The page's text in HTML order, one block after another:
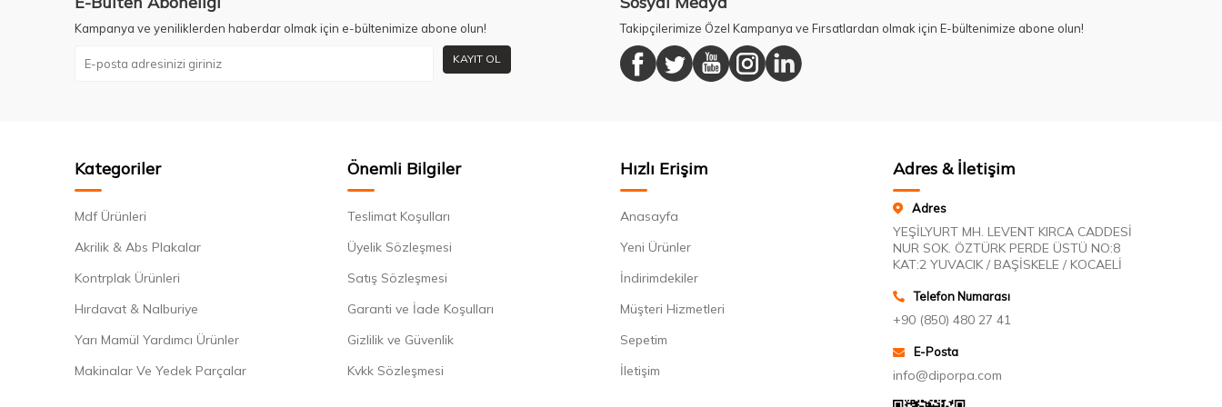
Kampanya ve yeniliklerden haberdar olmak için e-bültenimize abone olun!
KAYIT OL
Takipçilerimize Özel Kampanya ve Fırsatlardan olmak için E-bültenimize abone olun!
Kategoriler
Mdf Ürünleri
Akrilik & Abs Plakalar
Kontrplak Ürünleri
Hırdavat & Nalburiye
Yarı Mamül Yardımcı Ürünler
Makinalar Ve Yedek Parçalar
Önemli Bilgiler
Teslimat Koşulları
Üyelik Sözleşmesi
Satış Sözleşmesi
Garanti ve İade Koşulları
Gizlilik ve Güvenlik
Kvkk Sözleşmesi
Hızlı Erişim
Anasayfa
Yeni Ürünler
İndirimdekiler
Müşteri Hizmetleri
Sepetim
İletişim
Adres & İletişim
Adres
YEŞİLYURT MH. LEVENT KIRCA CADDESİ
NUR SOK. ÖZTÜRK PERDE ÜSTÜ NO:8
KAT:2 YUVACIK / BAŞİSKELE / KOCAELİ
Telefon Numarası
+90 (850) 480 27 41
E-Posta
info@diporpa.com